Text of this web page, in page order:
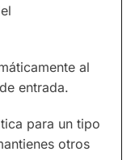
al
entrada.
para un tipo
otros